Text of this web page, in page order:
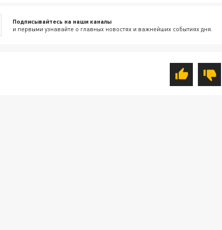
Подписывайтесь на наши каналы
и первыми узнавайте о главных новостях и важнейших событиях дня.